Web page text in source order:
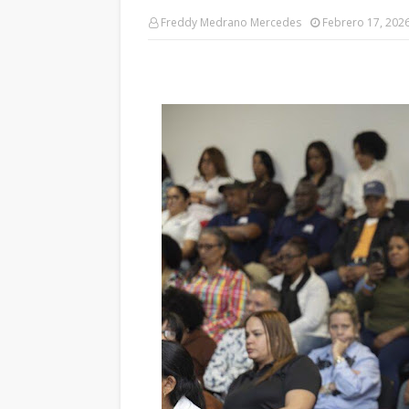
Freddy Medrano Mercedes Febrero 17,